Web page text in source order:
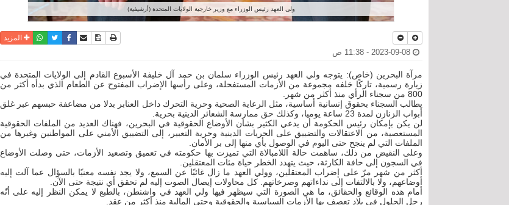
ولي العهد رئيس الوزراء مع وزير خارجية الولايات المتحدة (أرشيفية)
نسخة للطباعة
حفظ الموضوع
أرسل الى صديق
فيسبوكتويترواتسابالمزيد
مرآة البحرين (خاص): يتوجه ولي العهد رئيس الوزراء سلمان بن حمد آل خليفة الأسبوع القادم إلى الولايات المتحدة في
زيارة رسمية، تاركًا خلفه مجموعة من الأزمات المستفحلة، وعلى رأسها الإضراب المفتوح عن الطعام الذي بدأه أكثر من
800 من سجناء الرأي منذ أكثر من شهر.
يطالب السجناء بحقوق إنسانية أساسية، مثل الرعاية الصحية وحرية التحرك داخل العنابر بدلا من مضاعفة حبسهم عبر غلق
أبواب الزنازن لمدة 23 ساعة يوميا، وكذلك حق ممارسة الشعائر الدينية بحرية.
لن يكن بإمكان رئيس الحكومة أن يدعي الكثير بشأن الأوضاع الحقوقية في البحرين، فهناك العديد من الملفات الحقوقية
المستعصية، من الاعتقالات والتضييق على الحريات الدينية وحرية التعبير، إلى التضييق الأمني على المواطنين وغيرها من
الملفات التي لم ينجح حتى اليوم في الوصول بأي منها إلى بر الأمان.
وعلى النقيض من ذلك، ساهمت حالة اللامبالاة التي تميزت بها حكومته في تعميق وتصعيد الأزمات، حتى وصلت الأوضاع
في السجون إلى حافة الكارثة، حيث يتهدد الخطر حياة مئات المعتقلين.
أكثر من شهر مرّ على إضراب المعتقلين، وولي العهد ما زال غائبًا عن السمع، ولا يجد نفسه معنيًا بالسؤال عما آلت إليه
أوضاعهم، ولا بالالتفات إلى نداءاتهم وصرخاتهم. كل محاولات إيصال الصوت إليه لم تحقق أي نتيجة حتى الآن.
أمام هذه الوقائع والحقائق، ما هي الصورة التي سيظهر فيها ولي العهد في واشنطن، بالطبع لا يمكن النظر إليه على أنّه
رجل الحلول في بلاد تعصف بها الأزمات السياسية والحقوقية وحتى المالية منذ أكثر من عقد.